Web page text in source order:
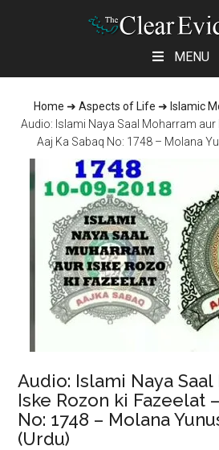
content
sidebar
MENU
Home ➜ Aspects of Life ➜ Islamic
Audio: Islami Naya Saal Moharram aur
Aaj Ka Sabaq No: 1748 – Molana
Audio: Islami Naya
Iske Rozon ki Fazeelat
No: 1748 – Molana
(Urdu)